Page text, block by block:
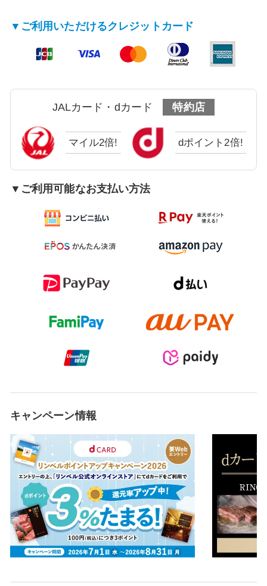
▼ご利用いただけるクレジットカード
JALカード・dカード 特約店
マイル2倍! dポイント2倍!
▼ご利用可能なお支払い方法
キャンペーン情報